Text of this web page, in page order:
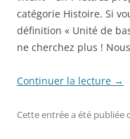
catégorie Histoire. Si
définition « Unité de
ne cherchez plus !
Continuer la lecture →
Cette entrée a été publiée